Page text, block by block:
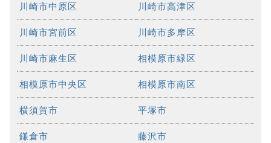
川崎市中原区 川崎市高津区
川崎市宮前区 川崎市多摩区
川崎市麻生区 相模原市緑区
相模原市中央区 相模原市南区
横須賀市 平塚市
鎌倉市 藤沢市